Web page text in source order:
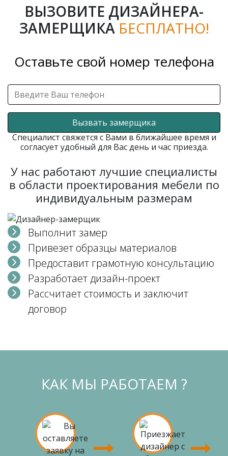
ВЫЗОВИТЕ ДИЗАЙНЕРА-
ЗАМЕРЩИКА БЕСПЛАТНО!
Оставьте свой номер телефона
Вызвать замерщика
Специалист свяжется с Вами в ближайшее время и
согласует удобный для Вас день и час приезда.
У нас работают лучшие специалисты
в области проектирования мебели по
индивидуальным размерам
Выполнит замер
Привезет образцы материалов
Предоставит грамотную консультацию
Разработает дизайн-проект
Рассчитает стоимость и заключит
договор
КАК МЫ РАБОТАЕМ ?